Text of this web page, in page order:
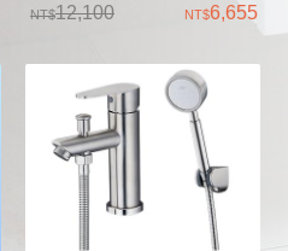
12,100
6,655